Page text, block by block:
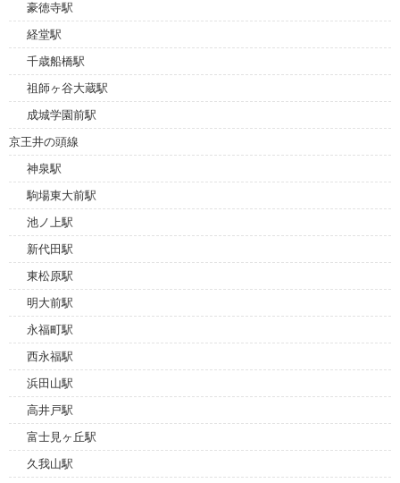
豪徳寺駅
経堂駅
千歳船橋駅
祖師ヶ谷大蔵駅
成城学園前駅
京王井の頭線
神泉駅
駒場東大前駅
池ノ上駅
新代田駅
東松原駅
明大前駅
永福町駅
西永福駅
浜田山駅
高井戸駅
富士見ヶ丘駅
久我山駅